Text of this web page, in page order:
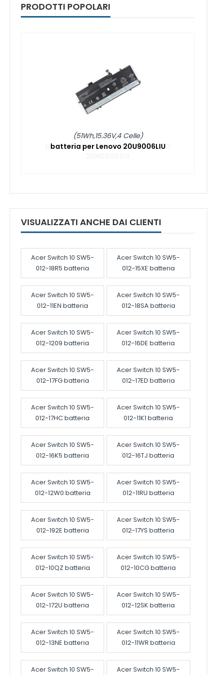
PRODOTTI POPOLARI
(51Wh,15.36V,4 Celle)
batteria per Lenovo 20U9006LIU
VISUALIZZATI ANCHE DAI CLIENTI
Acer Switch 10 SW5-
012-18R5 batteria
Acer Switch 10 SW5-
012-15XE batteria
Acer Switch 10 SW5-
012-11EN batteria
Acer Switch 10 SW5-
012-18SA batteria
Acer Switch 10 SW5-
012-1209 batteria
Acer Switch 10 SW5-
012-16DE batteria
Acer Switch 10 SW5-
012-17FG batteria
Acer Switch 10 SW5-
012-17ED batteria
Acer Switch 10 SW5-
012-17HC batteria
Acer Switch 10 SW5-
012-11K1 batteria
Acer Switch 10 SW5-
012-16K5 batteria
Acer Switch 10 SW5-
012-16TJ batteria
Acer Switch 10 SW5-
012-12W0 batteria
Acer Switch 10 SW5-
012-11RU batteria
Acer Switch 10 SW5-
012-192E batteria
Acer Switch 10 SW5-
012-17YS batteria
Acer Switch 10 SW5-
012-10QZ batteria
Acer Switch 10 SW5-
012-10CG batteria
Acer Switch 10 SW5-
012-172U batteria
Acer Switch 10 SW5-
012-12SK batteria
Acer Switch 10 SW5-
012-13NE batteria
Acer Switch 10 SW5-
012-11WR batteria
Acer Switch 10 SW5-
Acer Switch 10 SW5-